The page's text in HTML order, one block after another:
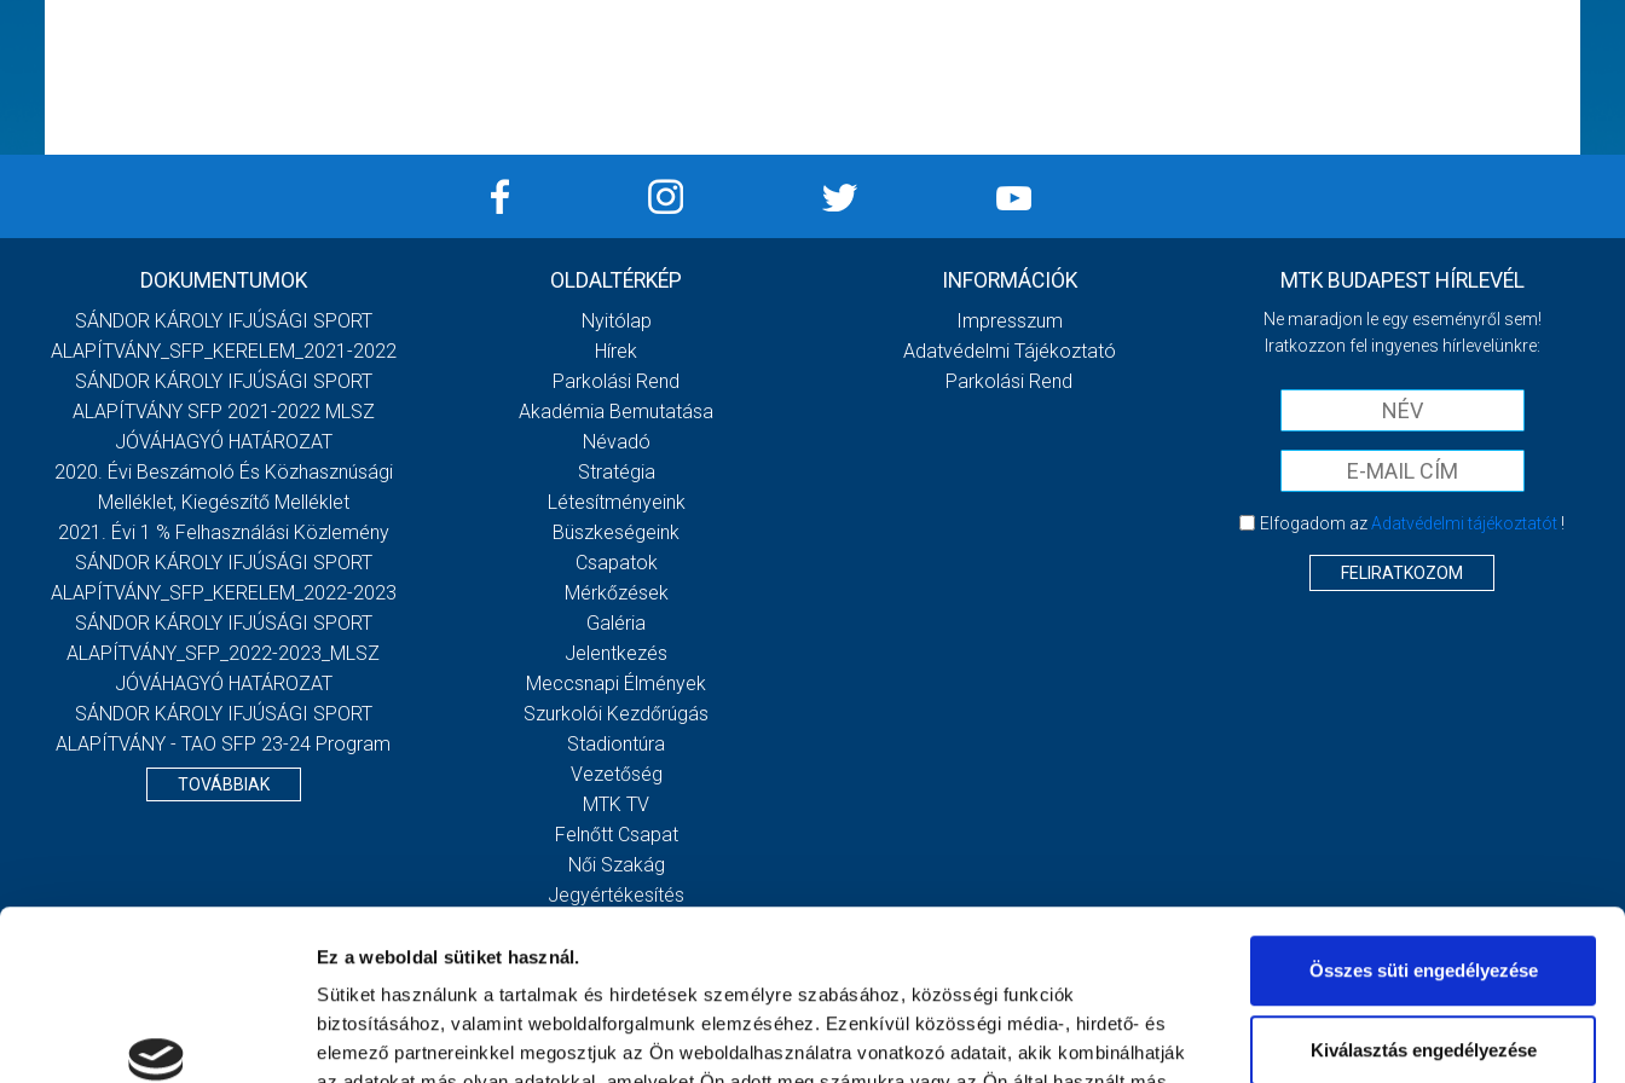
Ez a weboldal sütiket használ.
Sütiket használunk a tartalmak és hirdetések személyre szabásához, közösségi funkciók
biztosításához, valamint weboldalforgalmunk elemzéséhez. Ezenkívül közösségi média-, hirdető- és
elemező partnereinkkel megosztjuk az Ön weboldalhasználatra vonatkozó adatait, akik kombinálhatják
Összes süti engedélyezése
Kiválasztás engedélyezése
DOKUMENTUMOK
SÁNDOR KÁROLY IFJÚSÁGI SPORT
ALAPÍTVÁNY_SFP_KERELEM_2021-2022
SÁNDOR KÁROLY IFJÚSÁGI SPORT
ALAPÍTVÁNY SFP 2021-2022 MLSZ
JÓVÁHAGYÓ HATÁROZAT
2020. Évi Beszámoló És Közhasznúsági
Melléklet, Kiegészítő Melléklet
2021. Évi 1 % Felhasználási Közlemény
SÁNDOR KÁROLY IFJÚSÁGI SPORT
ALAPÍTVÁNY_SFP_KERELEM_2022-2023
SÁNDOR KÁROLY IFJÚSÁGI SPORT
ALAPÍTVÁNY_SFP_2022-2023_MLSZ
JÓVÁHAGYÓ HATÁROZAT
SÁNDOR KÁROLY IFJÚSÁGI SPORT
ALAPÍTVÁNY - TAO SFP 23-24 Program
TOVÁBBIAK
OLDALTÉRKÉP
Nyitólap
Hírek
Parkolási Rend
Akadémia Bemutatása
Névadó
Stratégia
Létesítményeink
Büszkeségeink
Csapatok
Mérkőzések
Galéria
Jelentkezés
Meccsnapi Élmények
Szurkolói Kezdőrúgás
Stadiontúra
Vezetőség
MTK TV
Felnőtt Csapat
Női Szakág
Jegyértékesítés
Egyesület
Kapcsolat
INFORMÁCIÓK
Impresszum
Adatvédelmi Tájékoztató
Parkolási Rend
MTK BUDAPEST HÍRLEVÉL
Ne maradjon le egy eseményről sem!
Iratkozzon fel ingyenes hírlevelünkre:
Elfogadom azAdatvédelmi tájékoztatót !
FELIRATKOZOM